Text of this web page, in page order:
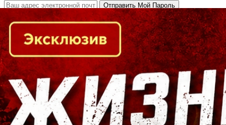
Кто есть кто в Байкальском регионе